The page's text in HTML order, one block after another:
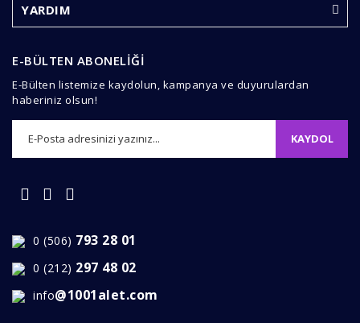
Ürün fiyatı diğer sitelerden daha pahalı.
Gönder
YARDIM
E-BÜLTEN ABONELİĞİ
E-Bülten listemize kaydolun, kampanya ve duyurulardan
haberiniz olsun!
KAYDOL
0 (506) 793 28 01
0 (212) 297 48 02
info@1001alet.com